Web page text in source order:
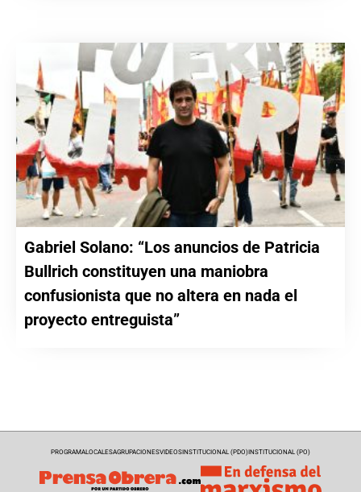
Gabriel Solano: “Los anuncios de Patricia
Bullrich constituyen una maniobra
confusionista que no altera en nada el
proyecto entreguista”
PROGRAMALOCALESAGRUPACIONESVIDEOSINSTITUCIONAL (PDO)INSTITUCIONAL (PO)